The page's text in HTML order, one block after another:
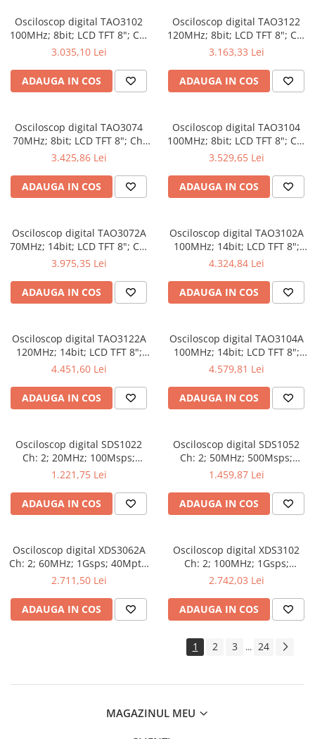
Osciloscop digital TAO3102
100MHz; 8bit; LCD TFT 8"; Ch:
2; 1Gsps; 40Mpts pentru a
3.035,10 Lei
ADAUGA IN COS
Osciloscop digital TAO3122
120MHz; 8bit; LCD TFT 8"; Ch:
2; 1Gsps; 40Mpts ce include
3.163,33 Lei
ADAUGA IN COS
Osciloscop digital TAO3074
70MHz; 8bit; LCD TFT 8"; Ch:
4; 1Gsps; 40Mpts compatibil
3.425,86 Lei
ADAUGA IN COS
Osciloscop digital TAO3104
100MHz; 8bit; LCD TFT 8"; Ch:
4; 1Gsps; 40Mpts inclus in
3.529,65 Lei
ADAUGA IN COS
Osciloscop digital TAO3072A
70MHz; 14bit; LCD TFT 8"; Ch:
2; 1Gsps; 40Mpts dotat cu
3.975,35 Lei
ADAUGA IN COS
Osciloscop digital TAO3102A
100MHz; 14bit; LCD TFT 8";
Ch: 2; 1Gsps; 40Mpts dotat cu
4.324,84 Lei
ADAUGA IN COS
Osciloscop digital TAO3122A
120MHz; 14bit; LCD TFT 8";
Ch: 2; 1Gsps; 40Mpts integrat
4.451,60 Lei
ADAUGA IN COS
Osciloscop digital TAO3104A
100MHz; 14bit; LCD TFT 8";
Ch: 4; 1Gsps; 40Mpts care
4.579,81 Lei
ADAUGA IN COS
Osciloscop digital SDS1022
Ch: 2; 20MHz; 100Msps;
10kpts; LCD 7"S; 15W care
avansat
1.221,75 Lei
ADAUGA IN COS
Osciloscop digital SDS1052
Ch: 2; 50MHz; 500Msps;
10kpts; LCD 7"S; ≤7ns avand
1.459,87 Lei
ADAUGA IN COS
Osciloscop digital XDS3062A
Ch: 2; 60MHz; 1Gsps; 40Mpts;
LCD TFT 8"; XDS care ofera
2.711,50 Lei
ADAUGA IN COS
Osciloscop digital XDS3102
Ch: 2; 100MHz; 1Gsps;
40Mpts; LCD TFT 8"; XDS ce
2.742,03 Lei
ADAUGA IN COS
1 2 3 ... 24
MAGAZINUL MEU